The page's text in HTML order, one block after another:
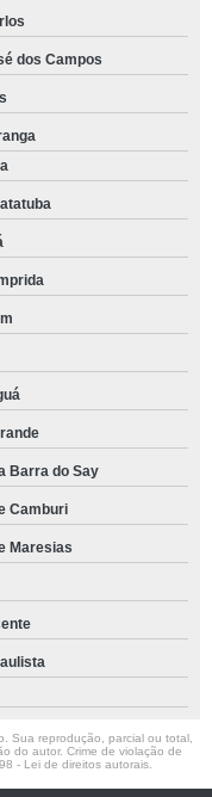
dos Campos
Barra do Say
Camburi
Maresias
Sua reprodução, parcial ou total,
do autor. Crime de violação de
- Lei de direitos autorais